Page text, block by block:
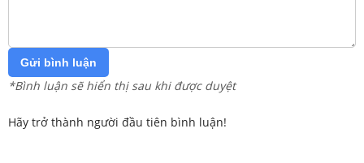
Gửi bình luận
*Bình luận sẽ hiển thị sau khi được duyệt
Hãy trở thành người đầu tiên bình luận!